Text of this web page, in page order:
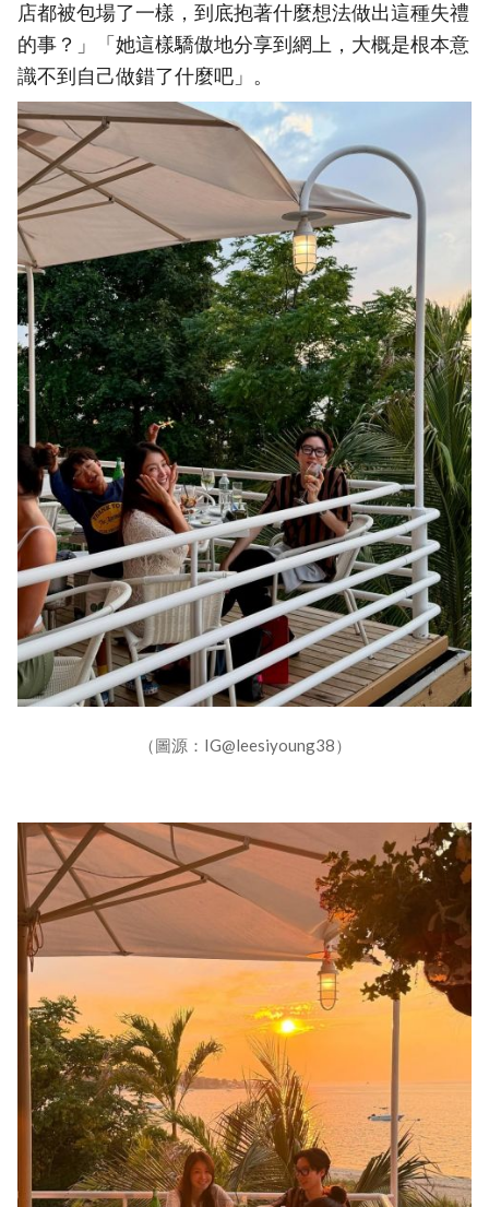
店都被包場了一樣，到底抱著什麼想法做出這種失禮
的事？」「她這樣驕傲地分享到網上，大概是根本意
識不到自己做錯了什麼吧」。
（圖源：IG@leesiyoung38）